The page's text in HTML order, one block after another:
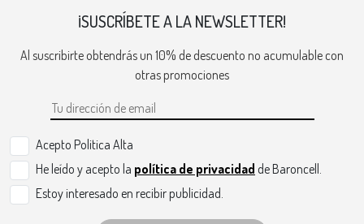
¡SUSCRÍBETE A LA NEWSLETTER!
Al suscribirte obtendrás un 10% de descuento no acumulable con
otras promociones
Acepto Politica Alta
He leído y acepto la política de privacidad de Baroncell.
Estoy interesado en recibir publicidad.